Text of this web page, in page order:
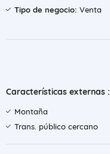
Tipo de negocio: Venta
Características externas :
Montaña
Trans. público cercano